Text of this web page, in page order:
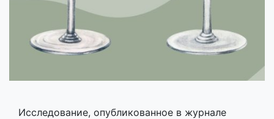
Исследование, опубликованное в журнале